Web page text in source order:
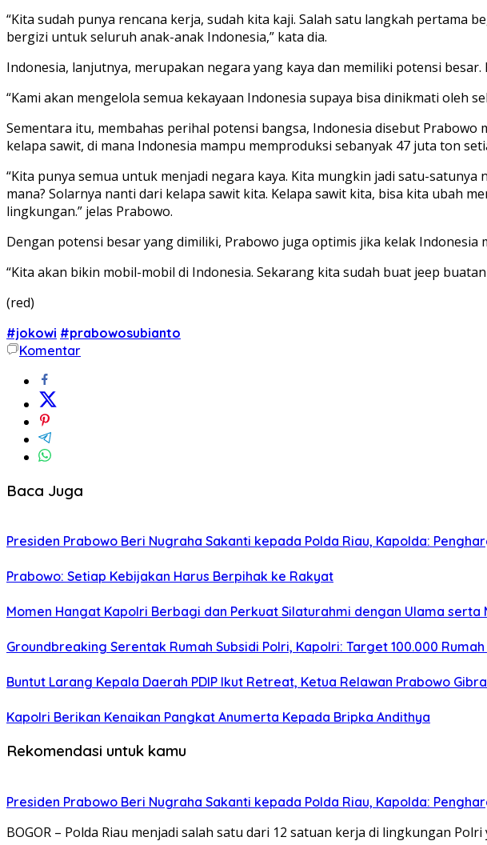
“Kita sudah punya rencana kerja, sudah kita kaji. Salah satu langkah pertama
bergizi untuk seluruh anak-anak Indonesia,” kata dia.
Indonesia, lanjutnya, merupakan negara yang kaya dan memiliki potensi
“Kami akan mengelola semua kekayaan Indonesia supaya bisa dinikmati oleh
Sementara itu, membahas perihal potensi bangsa, Indonesia disebut
kelapa sawit, di mana Indonesia mampu memproduksi sebanyak 47 juta ton
“Kita punya semua untuk menjadi negara kaya. Kita mungkin jadi satu-
mana? Solarnya nanti dari kelapa sawit kita. Kelapa sawit kita, bisa kita ubah
lingkungan.” jelas Prabowo.
Dengan potensi besar yang dimiliki, Prabowo juga optimis jika kelak
“Kita akan bikin mobil-mobil di Indonesia. Sekarang kita sudah buat jeep
(red)
#jokowi #prabowosubianto
Komentar
Baca Juga
Presiden Prabowo Beri Nugraha Sakanti kepada Polda Riau, Kapolda:
Prabowo: Setiap Kebijakan Harus Berpihak ke Rakyat
Momen Hangat Kapolri Berbagi dan Perkuat Silaturahmi dengan Ulama serta
Groundbreaking Serentak Rumah Subsidi Polri, Kapolri: Target 100.000
Buntut Larang Kepala Daerah PDIP Ikut Retreat, Ketua Relawan Prabowo
Kapolri Berikan Kenaikan Pangkat Anumerta Kepada Bripka Andithya
Rekomendasi untuk kamu
Presiden Prabowo Beri Nugraha Sakanti kepada Polda Riau, Kapolda:
BOGOR – Polda Riau menjadi salah satu dari 12 satuan kerja di lingkungan Polri